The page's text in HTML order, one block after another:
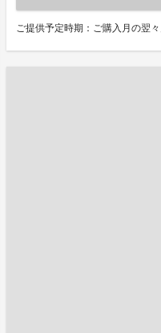
ご提供予定時期：ご購入月の翌